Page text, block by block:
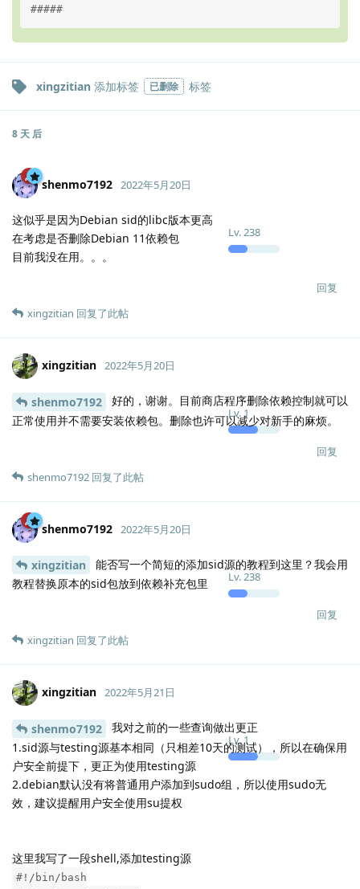
#####
xingzitian 添加标签 已删除 标签
8 天 后
shenmo7192
Lv.238
2022年5月20日
这似乎是因为Debian sid的libc版本更高
在考虑是否删除Debian 11依赖包
目前我没在用。。。
回复
xingzitian 回复了此帖
xingzitian
Lv.1
2022年5月20日
shenmo7192
好的，谢谢。目前商店程序删除依赖控制就可以
正常使用并不需要安装依赖包。删除也许可以减少对新手的麻烦。
回复
shenmo7192 回复了此帖
shenmo7192
Lv.238
2022年5月20日
xingzitian
能否写一个简短的添加sid源的教程到这里？我会用
教程替换原本的sid包放到依赖补充包里
回复
xingzitian 回复了此帖
xingzitian
Lv.1
2022年5月21日
shenmo7192
我对之前的一些查询做出更正
1.sid源与testing源基本相同（只相差10天的测试），所以在确保用
户安全前提下，更正为使用testing源
2.debian默认没有将普通用户添加到sudo组，所以使用sudo无
效，建议提醒用户安全使用su提权
这里我写了一段shell,添加testing源
#!/bin/bash